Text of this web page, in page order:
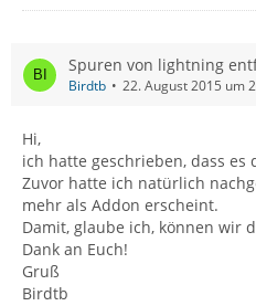
Spuren von lightning
Birdtb 22. August 2015 um
Hi,
ich hatte geschrieben, dass es
Zuvor hatte ich natürlich
mehr als Addon erscheint.
Damit, glaube ich, können wir
Dank an Euch!
Gruß
Birdtb